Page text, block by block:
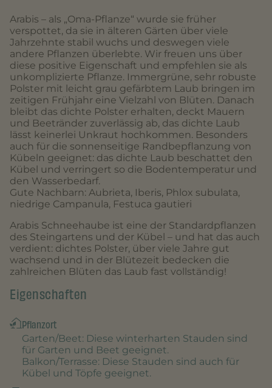
Arabis – als „Oma-Pflanze“ wurde sie früher
verspottet, da sie in älteren Gärten über viele
Jahrzehnte stabil wuchs und deswegen viele
andere Pflanzen überlebte. Wir freuen uns über
diese positive Eigenschaft und empfehlen sie als
unkomplizierte Pflanze. Immergrüne, sehr robuste
Polster mit leicht grau gefärbtem Laub bringen im
zeitigen Frühjahr eine Vielzahl von Blüten. Danach
bleibt das dichte Polster erhalten, deckt Mauern
und Beetränder zuverlässig ab, das dichte Laub
lässt keinerlei Unkraut hochkommen. Besonders
auch für die sonnenseitige Randbepflanzung von
Kübeln geeignet: das dichte Laub beschattet den
Kübel und verringert so die Bodentemperatur und
den Wasserbedarf.
Gute Nachbarn: Aubrieta, Iberis, Phlox subulata,
niedrige Campanula, Festuca gautieri
Arabis Schneehaube ist eine der Standardpflanzen
des Steingartens und der Kübel – und hat das auch
verdient: dichtes Polster, über viele Jahre gut
wachsend und in der Blütezeit bedecken die
zahlreichen Blüten das Laub fast vollständig!
Eigenschaften
Pflanzort
Garten/Beet: Diese winterharten Stauden sind
für Garten und Beet geeignet.
Balkon/Terrasse: Diese Stauden sind auch für
Kübel und Töpfe geeignet.